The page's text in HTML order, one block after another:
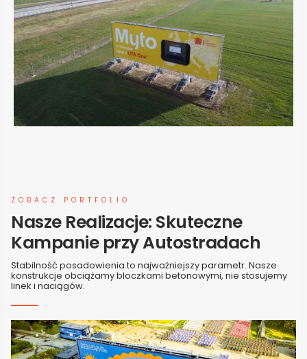
ZOBACZ PORTFOLIO
Nasze Realizacje: Skuteczne
Kampanie przy Autostradach
Stabilność posadowienia to najważniejszy parametr. Nasze
konstrukcje obciążamy bloczkami betonowymi, nie stosujemy
linek i naciągów.